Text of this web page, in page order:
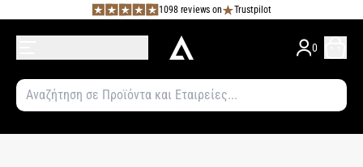
1098 reviews on Trustpilot
0